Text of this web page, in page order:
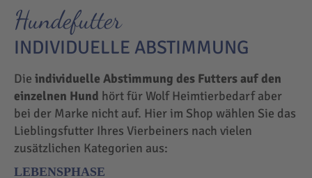
Hundefutter
INDIVIDUELLE ABSTIMMUNG
Die individuelle Abstimmung des Futters auf den
einzelnen Hund hört für Wolf Heimtierbedarf aber
bei der Marke nicht auf. Hier im Shop wählen Sie das
Lieblingsfutter Ihres Vierbeiners nach vielen
zusätzlichen Kategorien aus:
LEBENSPHASE